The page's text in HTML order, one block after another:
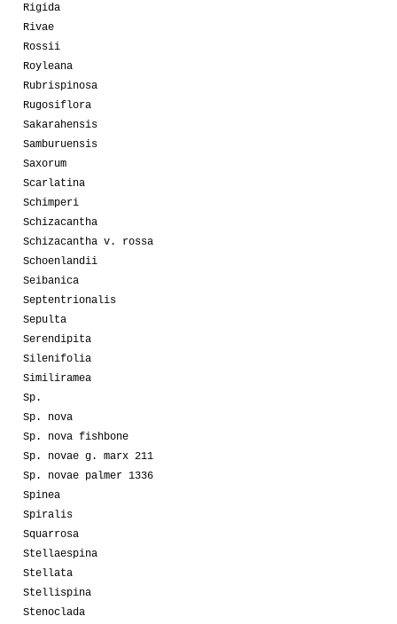
Rigida
Rivae
Rossii
Royleana
Rubrispinosa
Rugosiflora
Sakarahensis
Samburuensis
Saxorum
Scarlatina
Schimperi
Schizacantha
Schizacantha v. rossa
Schoenlandii
Seibanica
Septentrionalis
Sepulta
Serendipita
Silenifolia
Similiramea
Sp.
Sp. nova
Sp. nova fishbone
Sp. novae g. marx 211
Sp. novae palmer 1336
Spinea
Spiralis
Squarrosa
Stellaespina
Stellata
Stellispina
Stenoclada